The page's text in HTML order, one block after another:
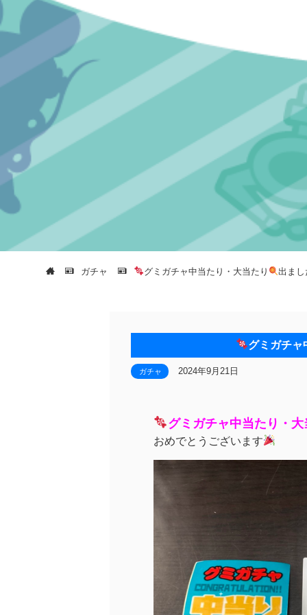
ガチャ グミガチャ中当たり・大当たり 出ま
グミガチャ
ガチャ 2024年9月21日
グミガチャ中当たり・大
おめでとうございます